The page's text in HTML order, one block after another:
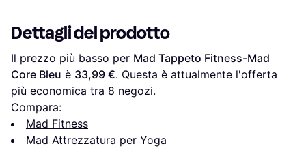
Dettagli del prodotto
Il prezzo più basso per Mad Tappeto Fitness-Mad
Core Bleu è 33,99 €. Questa è attualmente l'offerta
più economica tra 8 negozi.
Compara:
Mad Fitness
Mad Attrezzatura per Yoga